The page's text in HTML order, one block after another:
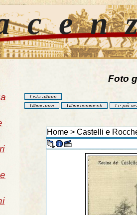
Foto
Lista album
Ultimi arrivi
Ultimi commenti Le più
Home > Castelli e